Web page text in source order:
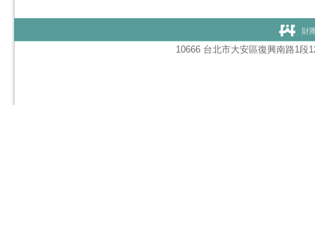
財
10666 台北市大安區復興南路1段